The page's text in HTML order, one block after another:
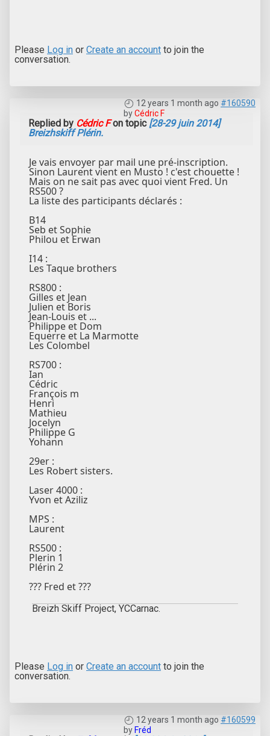
Please Log in or Create an account to join the
conversation.
12 years 1 month ago #160590
byCédric F
Replied by Cédric Fon topic [28-29 juin 2014]
Breizhskiff Plérin.
Je vais envoyer par mail une pré-inscription.
Sinon Laurent vient en Musto ! c'est chouette !
Mais on ne sait pas avec quoi vient Fred. Un
RS500 ?
La liste des participants déclarés :
B14
Seb et Sophie
Philou et Erwan
I14 :
Les Taque brothers
RS800 :
Gilles et Jean
Julien et Boris
Jean-Louis et ...
Philippe et Dom
Equerre et La Marmotte
Les Colombel
RS700 :
Ian
Cédric
François m
Henri
Mathieu
Jocelyn
Philippe G
Yohann
29er :
Les Robert sisters.
Laser 4000 :
Yvon et Aziliz
MPS :
Laurent
RS500 :
Plerin 1
Plérin 2
??? Fred et ???
Breizh Skiff Project, YCCarnac.
Please Log in or Create an account to join the
conversation.
12 years 1 month ago #160599
by Fréd